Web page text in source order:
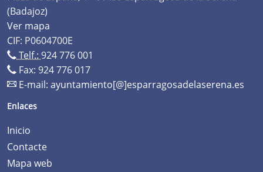
(Badajoz)
Ver mapa
CIF: P0604700E
Telf.: 924 776 001
Fax: 924 776 017
E-mail: ayuntamiento[@]esparragosadelaserena.es
Enlaces
Inicio
Contacte
Mapa web